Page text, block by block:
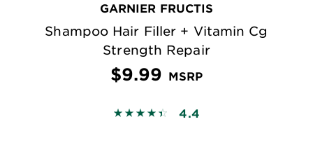
GARNIER FRUCTIS
Shampoo Hair Filler + Vitamin Cg
Strength Repair
$9.99 MSRP
4.4476 out of 5 stars based on
4.4